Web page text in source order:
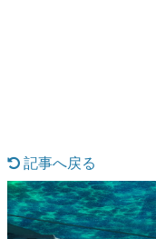
なんで
ゲーム開
具体的な
です。
記事へ戻る